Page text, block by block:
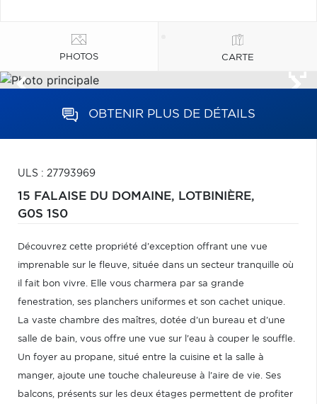
PHOTOS CARTE
OBTENIR PLUS DE DÉTAILS
ULS : 27793969
15 FALAISE DU DOMAINE, LOTBINIÈRE,
G0S 1S0
Découvrez cette propriété d'exception offrant une vue
imprenable sur le fleuve, située dans un secteur tranquille où
il fait bon vivre. Elle vous charmera par sa grande
fenestration, ses planchers uniformes et son cachet unique.
La vaste chambre des maîtres, dotée d'un bureau et d'une
salle de bain, vous offre une vue sur l'eau à couper le souffle.
Un foyer au propane, situé entre la cuisine et la salle à
manger, ajoute une touche chaleureuse à l'aire de vie. Ses
balcons, présents sur les deux étages permettent de profiter